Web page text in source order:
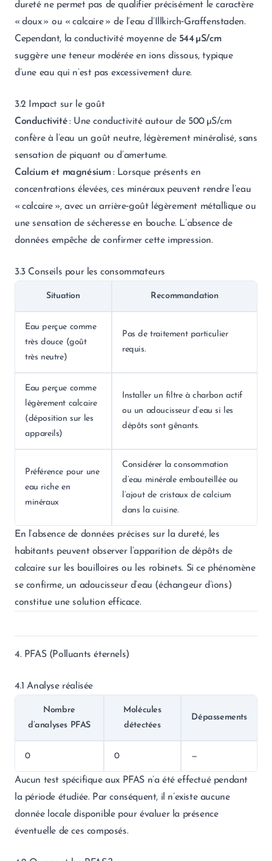
dureté ne permet pas de qualifier précisément le caractère
« doux » ou « calcaire » de l’eau d’Illkirch‑Graffenstaden.
Cependant, la conductivité moyenne de 544 µS/cm
suggère une teneur modérée en ions dissous, typique
d’une eau qui n’est pas excessivement dure.
3.2 Impact sur le goût
Conductivité: Une conductivité autour de 500 µS/cm
confère à l’eau un goût neutre, légèrement minéralisé, sans
sensation de piquant ou d’amertume.
Calcium et magnésium: Lorsque présents en
concentrations élevées, ces minéraux peuvent rendre l’eau
« calcaire », avec un arrière‑goût légèrement métallique ou
une sensation de sécheresse en bouche. L’absence de
données empêche de confirmer cette impression.
3.3 Conseils pour les consommateurs
Situation Recommandation
Eau perçue comme
très douce (goût
très neutre)
Pas de traitement particulier
requis.
Eau perçue comme
légèrement calcaire
(déposition sur les
appareils)
Installer un filtre à charbon actif
ou un adoucisseur d’eau si les
dépôts sont gênants.
Préférence pour une
eau riche en
minéraux
Considérer la consommation
d’eau minérale embouteillée ou
l’ajout de cristaux de calcium
dans la cuisine.
En l’absence de données précises sur la dureté, les
habitants peuvent observer l’apparition de dépôts de
calcaire sur les bouilloires ou les robinets. Si ce phénomène
se confirme, un adoucisseur d’eau (échangeur d’ions)
constitue une solution efficace.
4. PFAS (Polluants éternels)
4.1 Analyse réalisée
Nombre
d’analyses PFAS
Molécules
détectées
Dépassements
0 0 —
Aucun test spécifique aux PFAS n’a été effectué pendant
la période étudiée. Par conséquent, il n’existe aucune
donnée locale disponible pour évaluer la présence
éventuelle de ces composés.